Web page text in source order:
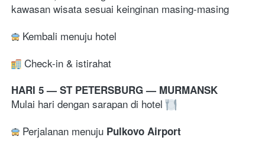
kawasan wisata sesuai keinginan masing-masing
Kembali menuju hotel
Check-in & istirahat
HARI 5 — ST PETERSBURG — MURMANSK
Mulai hari dengan sarapan di hotel
Perjalanan menuju Pulkovo Airport